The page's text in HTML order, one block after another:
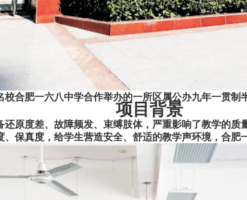
合肥一六八中学合作举办的一所区属公办九年一贯制
项目背景
原度差、故障频发、束缚肢体，严重影响了教学的质量
保真度，给学生营造安全、舒适的教学声环境，合肥